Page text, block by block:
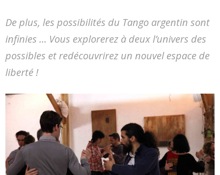
De plus, les possibilités du Tango argentin sont
infinies … Vous explorerez à deux l’univers des
possibles et redécouvrirez un nouvel espace de
liberté !